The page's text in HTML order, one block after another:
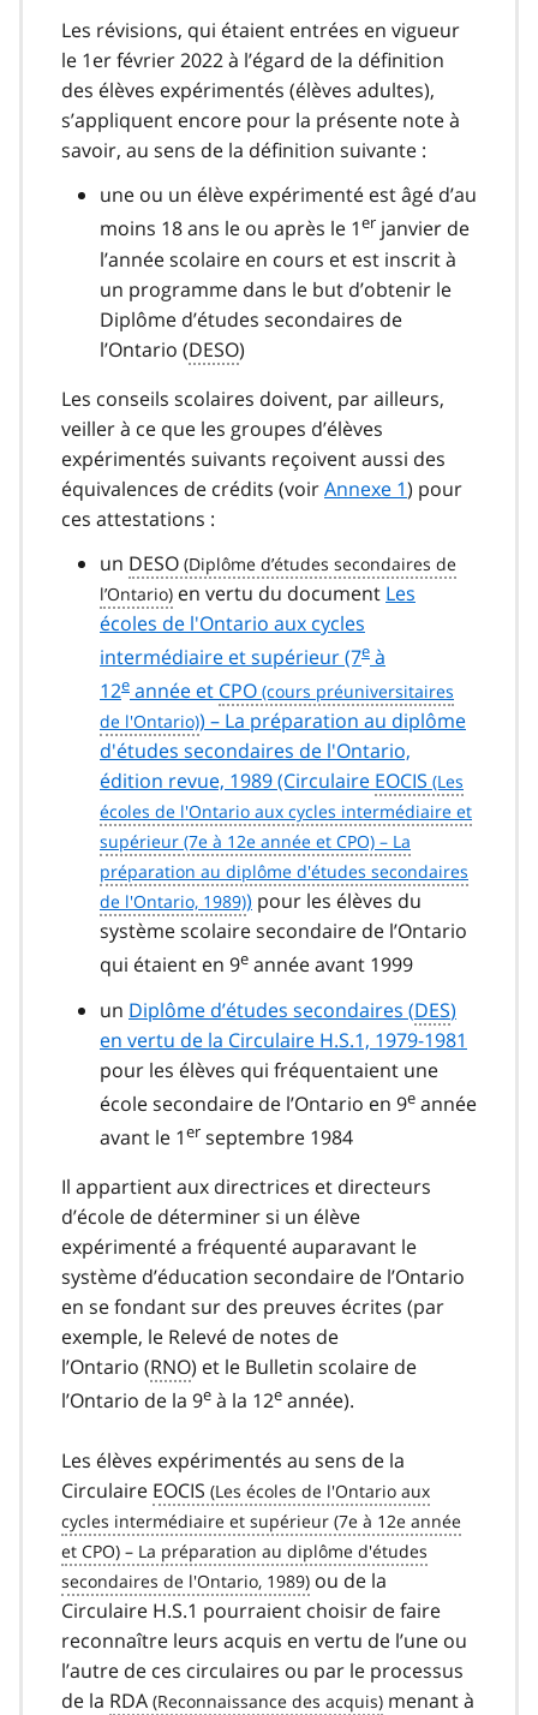
Les révisions, qui étaient entrées en vigueur
le 1er février 2022 à l’égard de la définition
des élèves expérimentés (élèves adultes),
s’appliquent encore pour la présente note à
savoir, au sens de la définition suivante :
une ou un élève expérimenté est âgé d’au
moins 18 ans le ou après le 1er janvier de
l’année scolaire en cours et est inscrit à
un programme dans le but d’obtenir le
Diplôme d’études secondaires de
l’Ontario (DESO)
Les conseils scolaires doivent, par ailleurs,
veiller à ce que les groupes d’élèves
expérimentés suivants reçoivent aussi des
équivalences de crédits (voirAnnexe 1) pour
ces attestations :
un DESO
en vertu du document Les
écoles de l'Ontario aux cycles
intermédiaire et supérieur (7e à
12e année et CPO
) – La préparation au diplôme
d'études secondaires de l'Ontario,
édition revue, 1989 (Circulaire EOCIS
) pour les élèves du
système scolaire secondaire de l’Ontario
qui étaient en 9e année avant 1999
un Diplôme d’études secondaires (DES)
en vertu de la Circulaire H.S.1, 1979-1981
pour les élèves qui fréquentaient une
école secondaire de l’Ontario en 9e année
avant le 1er septembre 1984
Il appartient aux directrices et directeurs
d’école de déterminer si un élève
expérimenté a fréquenté auparavant le
système d’éducation secondaire de l’Ontario
en se fondant sur des preuves écrites (par
exemple, le Relevé de notes de
l’Ontario (RNO) et le Bulletin scolaire de
l’Ontario de la 9e à la 12e année).
Les élèves expérimentés au sens de la
Circulaire EOCIS
ou de la
Circulaire H.S.1 pourraient choisir de faire
reconnaître leurs acquis en vertu de l’une ou
l’autre de ces circulaires ou par le processus
de la RDA
menant à